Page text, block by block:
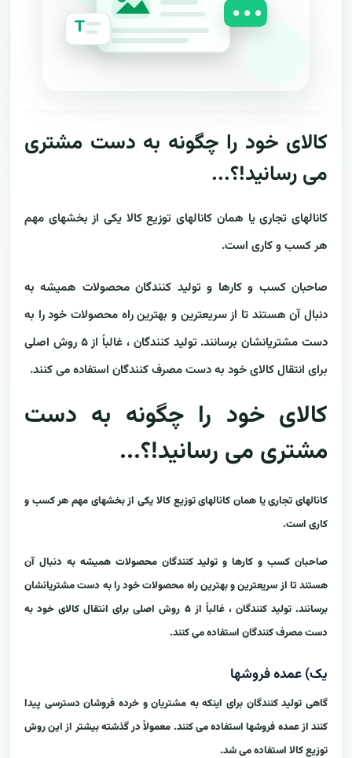
کالای خود را چگونه به دست مشتری
می رسانید!؟...
کانالهای تجاری یا همان کانالهای توزیع کالا یکی از بخشهای مهم
هر کسب و کاری است.
صاحبان کسب و کارها و تولید کنندگان محصولات همیشه به
دنبال آن هستند تا از سریعترین و بهترین راه محصولات خود را به
دست مشتریانشان برسانند. تولید کنندگان ، غالباً از ۵ روش اصلی
برای انتقال کالای خود به دست مصرف کنندگان استفاده می کنند.
کالای خود را چگونه به دست
مشتری می رسانید!؟...
کانالهای تجاری یا همان کانالهای توزیع کالا یکی از بخشهای مهم هر کسب و
کاری است.
صاحبان کسب و کارها و تولید کنندگان محصولات همیشه به دنبال آن
هستند تا از سریعترین و بهترین راه محصولات خود را به دست مشتریانشان
برسانند. تولید کنندگان ، غالباً از ۵ روش اصلی برای انتقال کالای خود به
دست مصرف کنندگان استفاده می کنند.
یک) عمده فروشها
گاهی تولید کنندگان برای اینکه به مشتریان و خرده فروشان دسترسی پیدا
کنند از عمده فروشها استفاده می کنند. معمولاً در گذشته بیشتر از این روش
توزیع کالا استفاده می شد.